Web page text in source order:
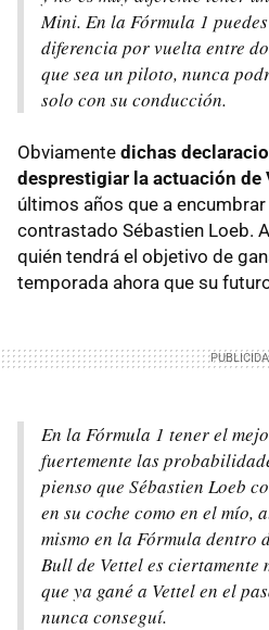
Mini. En la Fórmula 1
diferencia por vuelta entre
que sea un piloto, nunca
solo con su conducción.
Obviamente dichas
desprestigiar la actuación de
últimos años que a
contrastado Sébastien Loeb.
quién tendrá el objetivo de
temporada ahora que su
En la Fórmula 1 tener el
fuertemente las
pienso que Sébastien Loeb
en su coche como en el mío,
mismo en la Fórmula dentro
Bull de Vettel es ciertamente
que ya gané a Vettel en el
nunca conseguí.